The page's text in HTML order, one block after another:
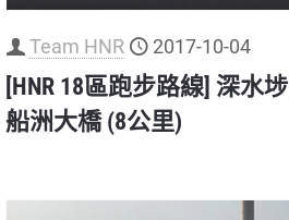
Team HNR 2017-10-04
[HNR 18區跑步路線] 深水
船洲大橋 (8公里)